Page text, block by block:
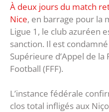
À deux jours du match
Nice, en barrage pour la
Ligue 1, le club azuréen
sanction. Il est
Supérieure d’Appel de
Football (FFF).
L’instance fédérale
clos total infligés aux